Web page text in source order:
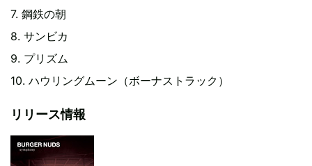
7. 鋼鉄の朝
8. サンビカ
9. プリズム
10. ハウリングムーン（ボーナストラック）
リリース情報